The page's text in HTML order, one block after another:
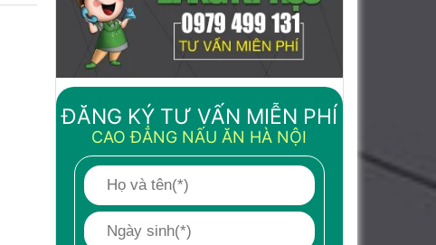
ĐĂNG KÝ TƯ VẤN MIỄN PHÍ
CAO ĐẲNG NẤU ĂN HÀ NỘI